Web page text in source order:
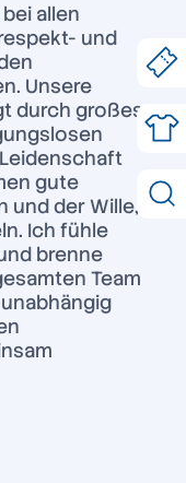
allen
und
Unsere
durch großes
gute
und der Wille,
Ich fühle
brenne
Team